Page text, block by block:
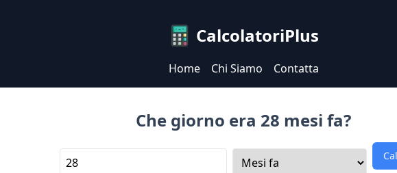
CalcolatoriPlus
Home Chi Siamo Contatta
Che giorno era 28 mesi fa?